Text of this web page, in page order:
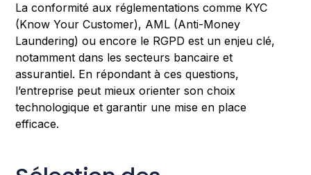
La conformité aux réglementations comme KYC
(Know Your Customer), AML (Anti-Money
Laundering) ou encore le RGPD est un enjeu clé,
notamment dans les secteurs bancaire et
assurantiel. En répondant à ces questions,
l’entreprise peut mieux orienter son choix
technologique et garantir une mise en place
efficace.